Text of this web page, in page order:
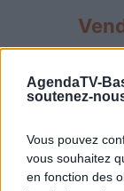
AgendaTV-
soutenez-
Vous pouvez
vous souhaitez
en fonction des
Bayern